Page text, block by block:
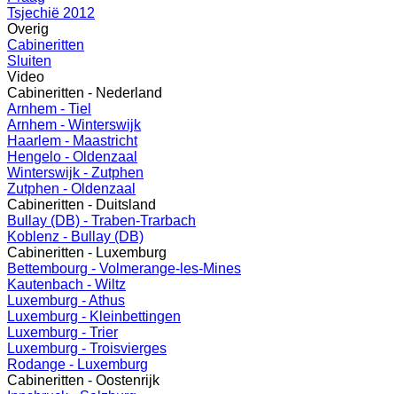
Tsjechië 2012
Overig
Cabineritten
Sluiten
Video
Cabineritten - Nederland
Arnhem - Tiel
Arnhem - Winterswijk
Haarlem - Maastricht
Hengelo - Oldenzaal
Winterswijk - Zutphen
Zutphen - Oldenzaal
Cabineritten - Duitsland
Bullay (DB) - Traben-Trarbach
Koblenz - Bullay (DB)
Cabineritten - Luxemburg
Bettembourg - Volmerange-les-Mines
Kautenbach - Wiltz
Luxemburg - Athus
Luxemburg - Kleinbettingen
Luxemburg - Trier
Luxemburg - Troisvierges
Rodange - Luxemburg
Cabineritten - Oostenrijk